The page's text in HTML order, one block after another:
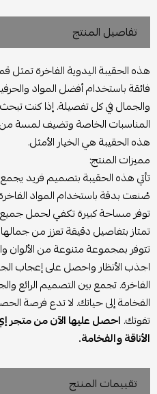
تفاصيل المنتج
هذه الحقيبة اليدوية الفاخرة تمثل
فائقة باستخدام أفضل المواد
والجمال في كل تفصيلة. إذا كنت
المناسبات الخاصة وتضيف لمسة من
هذه الحقيبة هي الخيار الأمثل.
مميزات المنتج:
تأتي هذه الحقيبة بتصميم فريد يجمع
صُنعت بدقة باستخدام المواد
توفر مساحة كبيرة تكفي لحمل
تمتاز بتفاصيل دقيقة تعزز من
تتوفر بمجموعة متنوعة من الألوان
اجذب الأنظار واحصل على إعجاب
الفاخرة. تجمع بين التصميم الرائع
الفخامة إلى حياتك. لا تدع فرصة
تفوتك. احصل عليها الآن من متجر
الأناقة والفخامة.
تقييمات المنتج